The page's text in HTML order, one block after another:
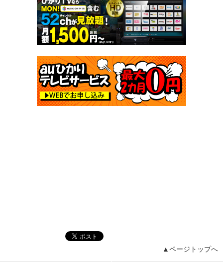
▲ページトップへ